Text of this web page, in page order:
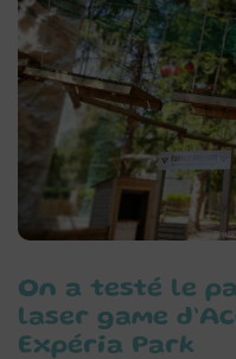
On a testé le
laser game
Expéria Park